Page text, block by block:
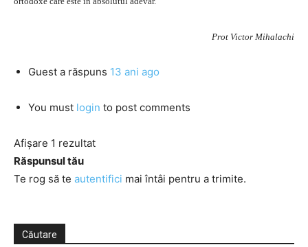
Prot Victor Mihalachi
Guest a răspuns 13 ani ago
You must login to post comments
Afișare 1 rezultat
Răspunsul tău
Te rog să te autentifici mai întâi pentru a trimite.
Căutare